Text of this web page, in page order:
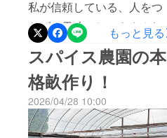
私が信頼している、人をつ
なげる天才、しぶきさん(小
松商店さん)から急にお声を
かけていただき、今回、な
んとなんと四万十市にあ
る、素敵なお宿止心庵(しし
んあん)さんが、旦那さんの
もっと見る
スパイス農園の本
格畝作り！
2026/04/28 10:00